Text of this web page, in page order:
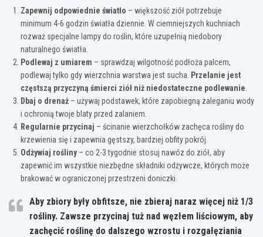
Zapewnij odpowiednie światło – większość ziół potrzebuje
minimum 4-6 godzin światła dziennie. W ciemniejszych kuchniach
rozważ specjalne lampy do roślin, które uzupełnią niedobory
naturalnego światła.
Podlewaj z umiarem – sprawdzaj wilgotność podłoża palcem,
podlewaj tylko gdy wierzchnia warstwa jest sucha.
Przelanie jest
częstszą przyczyną śmierci ziół niż niedostateczne podlewanie
Dbaj o drenaż – używaj podstawek, które zapobiegną zaleganiu wody
i ochronią twoje blaty przed zalaniem.
Regularnie przycinaj – ścinanie wierzchołków zachęca rośliny do
krzewienia się i zapewnia gęstszy, bardziej obfity pokrój.
Odżywiaj rośliny– co 2-3 tygodnie stosuj nawóz do ziół, aby
zapewnić im wszystkie niezbędne składniki odżywcze, których może
brakować w ograniczonej przestrzeni doniczki.
Aby zbiory były obfitsze, nie zbieraj naraz więcej niż 1/3
rośliny. Zawsze przycinaj tuż nad węzłem liściowym, aby
zachęcić roślinę do dalszego wzrostu i rozgałęziania